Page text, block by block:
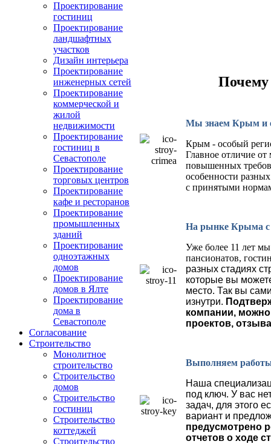
Проектирование
гостиниц
Проектирование
ландшафтных
участков
Дизайн интерьера
Проектирование
инженерных сетей
Проектирование
коммерческой и
жилой
недвижимости
Проектирование
гостиниц в
Севастополе
Проектирование
торговых центров
Проектирование
кафе и ресторанов
Проектирование
промышленных
зданий
Проектирование
одноэтажных
домов
Проектирование
домов в Ялте
Проектирование
дома в
Севастополе
Согласование
Строительство
Монолитное
строительство
Строительство
домов
Строительство
гостиниц
Строительство
коттеджей
Строительство
Мы знаем Крым и
Крым - особый
Главное отличие от
повышенных
особенности
с принятыми
На рынке Крыма с
Уже более 11 лет
пансионатов,
разных стадиях
которые вы
место. Так вы
изнутри.
компании, можно
проектов,
Выполняем
Наша
под ключ. У вас
задач, для этого
вариант и
предусмотрено
отчетов о ходе